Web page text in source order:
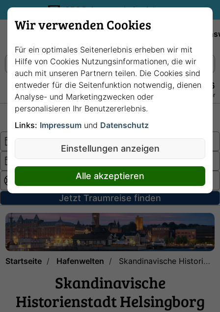
35€ Reisegutschein sichern.
+49 228 3875 7256
Persönlich · Kostenlos · Täglich 08–22 Uhr
Jetzt Traumreise finden
Startseite Hafenwelten Skandinavische Historienstadt Helsingborg
Skandinavische
Historienstadt Helsingborg
Wir verwenden Cookies
Für ein optimales Seitenerlebnis erheben wir mit
Hilfe von Cookies Nutzungsinformationen, die wir
auch mit unseren Partnern teilen. Die Cookies sind
entweder für die Seitenfunktion notwendig, dienen
Analyse- und Marketingzwecken oder
personalisieren Ihr Benutzererlebnis.
Links: Impressum und Datenschutz
Einstellungen anzeigen
Alle akzeptieren